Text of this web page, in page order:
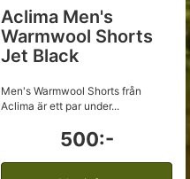
Aclima Men's
Warmwool Shorts
Jet Black
Men's Warmwool Shorts från
Aclima är ett par under...
500:-